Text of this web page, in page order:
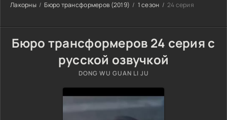
Лакорны Бюро трансформеров (2019) 1 сезон 24 серия
Бюро трансформеров 24 серия с
русской озвучкой
DONG WU GUAN LI JU